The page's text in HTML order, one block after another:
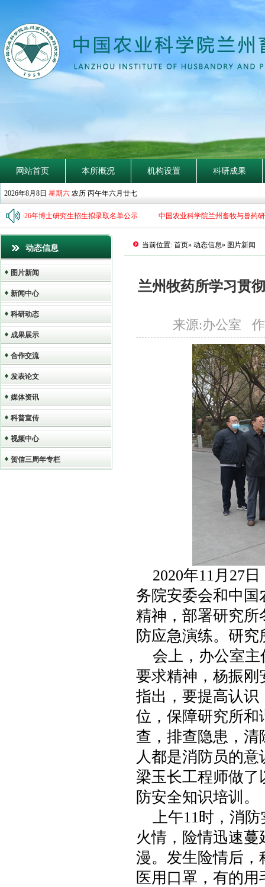
网站首页 本所概况 机构设置 科研成果
2026年8月8日 星期六 农历 丙午年六月廿七
2026年博士研究生招生拟录取名单公示 中国农业科学院兰州畜牧与兽药研
动态信息
图片新闻
新闻中心
科研动态
成果展示
合作交流
发表论文
媒体资讯
科普宣传
视频中心
贺信三周年专栏
当前位置: 首页» 动态信息» 图片新闻
兰州牧药所学习贯
来源:办公室 作
2020年11月27
务院安委会和中国
精神，部署研究所
防应急演练。研
会上，办公室主
要求精神，杨振刚
指出，要提高认识
位，保障研究所和
查，排查隐患，清
人都是消防员的
梁玉长工程师做
防安全知识培训。
上午11时，消防
火情，险情迅速
漫。发生险情后，
医用口罩，有的